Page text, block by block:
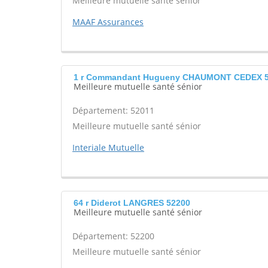
MAAF Assurances
1 r Commandant Hugueny CHAUMONT CEDEX
Meilleure mutuelle santé sénior
Département: 52011
Meilleure mutuelle santé sénior
Interiale Mutuelle
64 r Diderot LANGRES 52200
Meilleure mutuelle santé sénior
Département: 52200
Meilleure mutuelle santé sénior